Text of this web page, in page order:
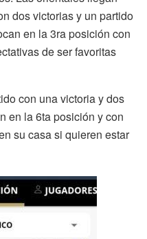
dos victorias y un partido
en la 3ra posición con
de ser favoritas
con una victoria y dos
en la 6ta posición y con
su casa si quieren estar